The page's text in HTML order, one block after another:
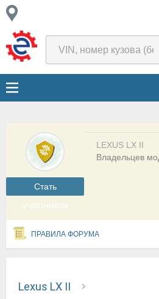
Cтать
участником
LEXUS LX II
Владельцев
ПРАВИЛА ФОРУМА
Lexus LX II